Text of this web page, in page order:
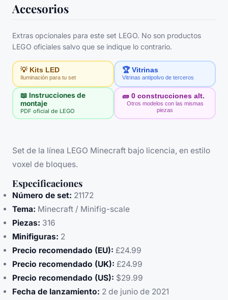
Accesorios
Extras opcionales para este set LEGO. No son productos
LEGO oficiales salvo que se indique lo contrario.
💡 Kits LED
Iluminación para tu set
🏆 Vitrinas
Vitrinas antipolvo de terceros
📖 Instrucciones de
montaje
PDF oficial de LEGO
🧱 0 construcciones alt.
Otros modelos con las mismas
piezas
Set de la línea LEGO Minecraft bajo licencia, en estilo
voxel de bloques.
Especificaciones
Número de set: 21172
Tema: Minecraft / Minifig-scale
Piezas: 316
Minifiguras: 2
Precio recomendado (EU): £24.99
Precio recomendado (UK): £24.99
Precio recomendado (US): $29.99
Fecha de lanzamiento: 2 de junio de 2021